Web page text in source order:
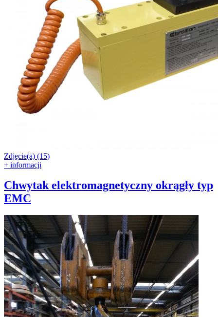
Zdjęcie(a) (15)
+ informacji
Chwytak elektromagnetyczny okrągły typ
EMC